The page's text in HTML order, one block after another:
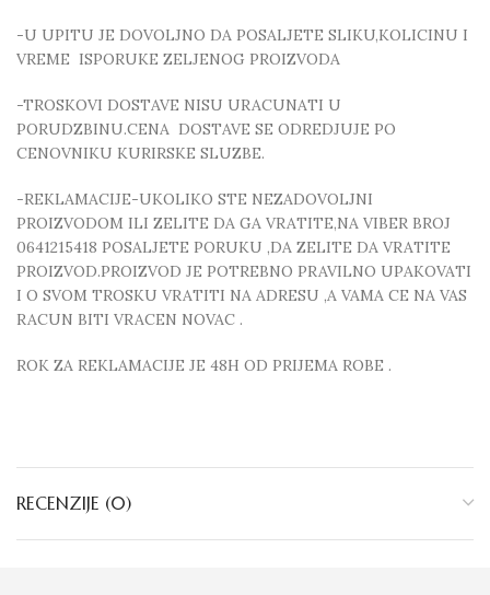
-U UPITU JE DOVOLJNO DA POSALJETE SLIKU,KOLICINU I
VREME ISPORUKE ZELJENOG PROIZVODA
-TROSKOVI DOSTAVE NISU URACUNATI U
PORUDZBINU.CENA DOSTAVE SE ODREDJUJE PO
CENOVNIKU KURIRSKE SLUZBE.
-REKLAMACIJE-UKOLIKO STE NEZADOVOLJNI
PROIZVODOM ILI ZELITE DA GA VRATITE,NA VIBER BROJ
0641215418 POSALJETE PORUKU ,DA ZELITE DA VRATITE
PROIZVOD.PROIZVOD JE POTREBNO PRAVILNO UPAKOVATI
I O SVOM TROSKU VRATITI NA ADRESU ,A VAMA CE NA VAS
RACUN BITI VRACEN NOVAC .
ROK ZA REKLAMACIJE JE 48H OD PRIJEMA ROBE .
RECENZIJE (0)